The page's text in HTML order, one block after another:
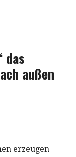
das
außen
erzeugen